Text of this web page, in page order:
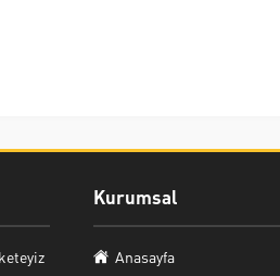
Kurumsal
Anasayfa